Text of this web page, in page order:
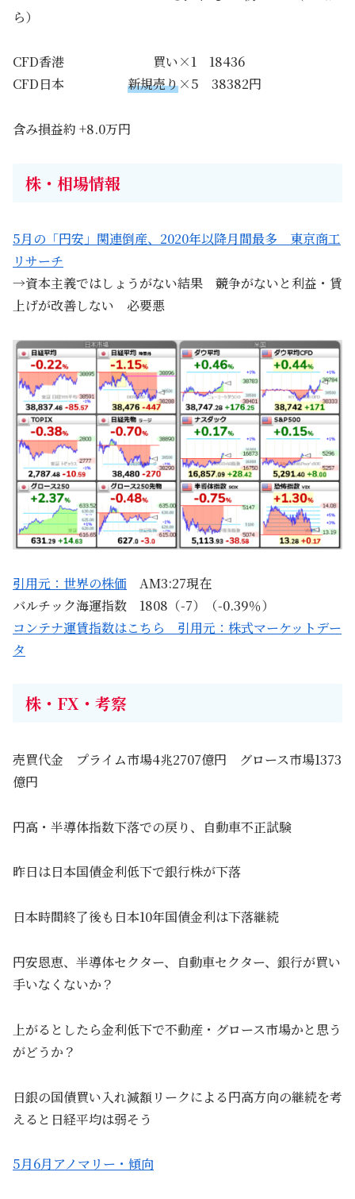
ら）
CFD香港 買い×1 18436
CFD日本 新規売り×5 38382円
含み損益約 +8.0万円
株・相場情報
5月の「円安」関連倒産、2020年以降月間最多 東京商工
リサーチ
→資本主義ではしょうがない結果 競争がないと利益・賃
上げが改善しない 必要悪
引用元：世界の株価 AM3:27現在
バルチック海運指数 1808（-7）（-0.39％）
コンテナ運賃指数はこちら 引用元：株式マーケットデー
タ
株・FX・考察
売買代金 プライム市場4兆2707億円 グロース市場1373
億円
円高・半導体指数下落での戻り、自動車不正試験
昨日は日本国債金利低下で銀行株が下落
日本時間終了後も日本10年国債金利は下落継続
円安恩恵、半導体セクター、自動車セクター、銀行が買い
手いなくないか？
上がるとしたら金利低下で不動産・グロース市場かと思う
がどうか？
日銀の国債買い入れ減額リークによる円高方向の継続を考
えると日経平均は弱そう
5月6月アノマリー・傾向